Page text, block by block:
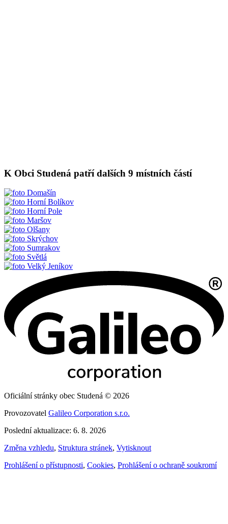
K Obci Studená patří dalších 9 místních částí
Domašín
Horní Bolíkov
Horní Pole
Maršov
Olšany
Skrýchov
Sumrakov
Světlá
Velký Jeníkov
Oficiální stránky obec Studená © 2026
Provozovatel Galileo Corporation s.r.o.
Poslední aktualizace: 6. 8. 2026
Změna vzhledu, Struktura stránek, Vytisknout
Prohlášení o přístupnosti, Cookies, Prohlášení o ochraně soukromí